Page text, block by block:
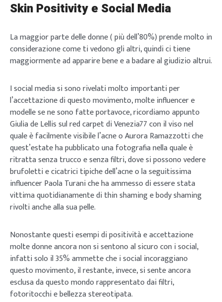
Skin Positivity e Social Media
La maggior parte delle donne ( più dell’80%) prende molto in
considerazione come ti vedono gli altri, quindi ci tiene
maggiormente ad apparire bene e a badare al giudizio altrui.
I social media si sono rivelati molto importanti per
l’accettazione di questo movimento, molte influencer e
modelle se ne sono fatte portavoce, ricordiamo appunto
Giulia de Lellis sul red carpet di Venezia77 con il viso nel
quale è facilmente visibile l’acne o Aurora Ramazzotti che
quest’estate ha pubblicato una fotografia nella quale è
ritratta senza trucco e senza filtri, dove si possono vedere
brufoletti e cicatrici tipiche dell’acne o la seguitissima
influencer Paola Turani che ha ammesso di essere stata
vittima quotidianamente di thin shaming e body shaming
rivolti anche alla sua pelle.
Nonostante questi esempi di positività e accettazione
molte donne ancora non si sentono al sicuro con i social,
infatti solo il 35% ammette che i social incoraggiano
questo movimento, il restante, invece, si sente ancora
esclusa da questo mondo rappresentato dai filtri,
fotoritocchi e bellezza stereotipata.